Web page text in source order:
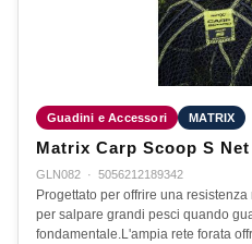
Guadini e Accessori MATRIX
Matrix Carp Scoop S
GLN082 · 5056212189342
Progettato per offrire una
per salpare grandi pesci quando
fondamentale.L'ampia rete forata